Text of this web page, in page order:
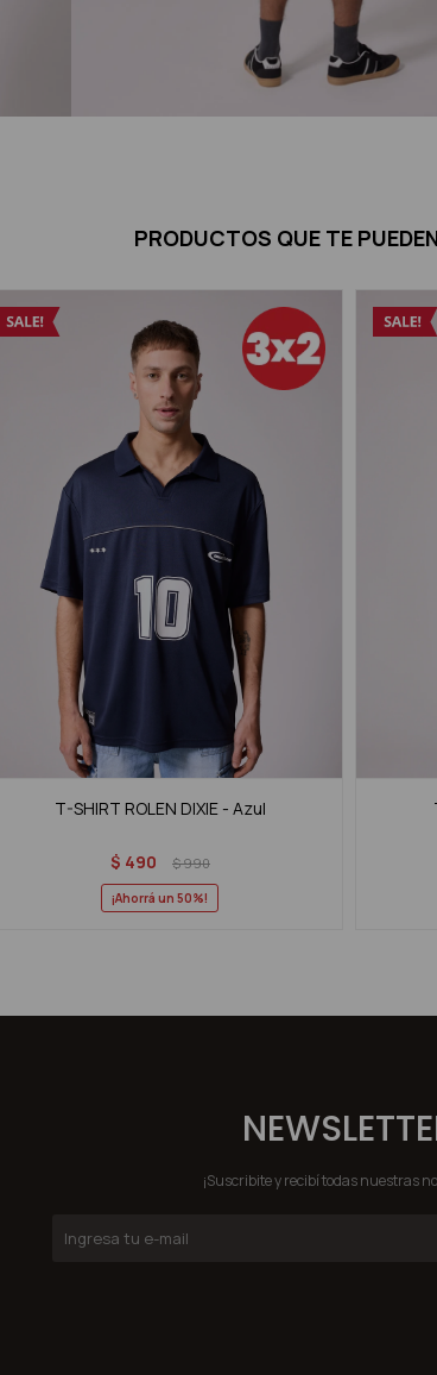
PRODUCTOS QUE TE
T-SHIRT ROLEN DIXIE - Azul
$ 490 $990
50
¡Suscribite y recibí todas nuestras